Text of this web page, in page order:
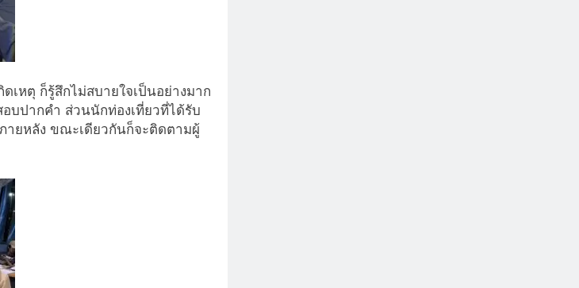
เหตุ ก็รู้สึกไม่สบายใจเป็นอย่างมาก
บปากคำ ส่วนนักท่องเที่ยวที่ได้รับ
ายหลัง ขณะเดียวกันก็จะติดตามผู้